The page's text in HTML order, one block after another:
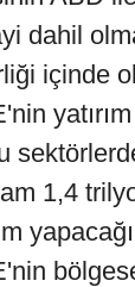
dahil
içinde
1,4